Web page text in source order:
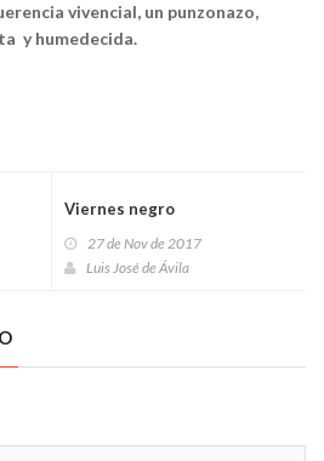
vivencial, un punzonazo,
y humedecida.
Viernes negro
27 de Nov de 2017
Luis José de Ávila